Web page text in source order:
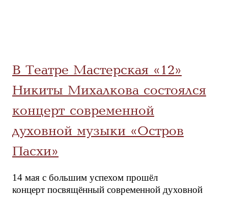
В Театре Мастерская «12»
Никиты Михалкова состоялся
концерт современной
духовной музыки «Остров
Пасхи»
14 мая с большим успехом прошёл
концерт посвящённый современной духовной